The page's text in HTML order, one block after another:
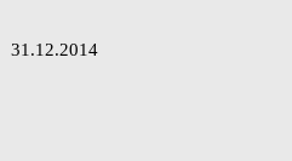
31.12.2014